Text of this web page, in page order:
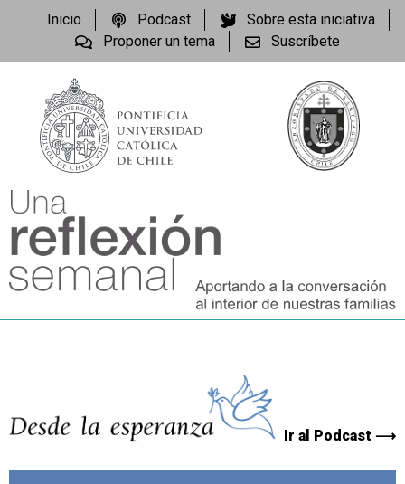
Inicio Podcast
Sobre esta iniciativa
Proponer un tema
Suscríbete
Ir al Podcast ⟶